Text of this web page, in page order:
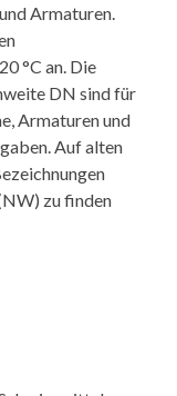
Armaturen.
°C an. Die
DN sind für
Armaturen und
Auf alten
zu finden